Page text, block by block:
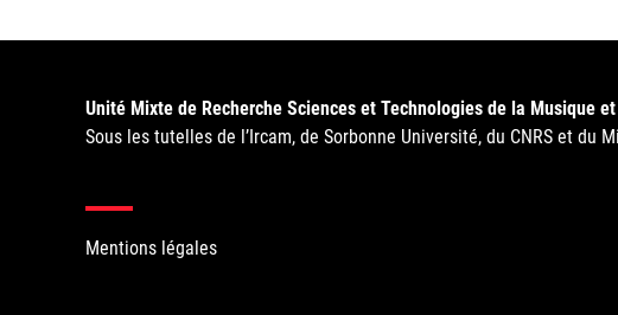
Unité Mixte de Recherche Sciences et Technologies de la Musique
Sous les tutelles de l’Ircam, de Sorbonne Université, du CNRS et du
Mentions légales